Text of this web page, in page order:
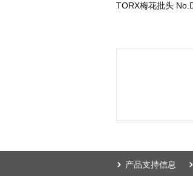
TORX梅花批头
产品支持信息